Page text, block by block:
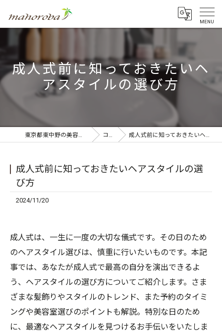
成人式前に知っておきたいヘ
アスタイルの選び方
東京都東中野の美容室ならmahoroba コラム 成人式前に知っておきたいヘアスタイルの選び方
成人式前に知っておきたいヘアスタイルの選
び方
2024/11/20
成人式は、一生に一度の大切な儀式です。その日のため
のヘアスタイル選びは、慎重に行いたいものです。本記
事では、あなたが成人式で最高の自分を演出できるよ
う、ヘアスタイルの選び方についてご紹介します。さま
ざまな髪飾りやスタイルのトレンド、また予約のタイミ
ングや美容室選びのポイントも解説。特別な日のため
に、最適なヘアスタイルを見つけるお手伝いをいたしま